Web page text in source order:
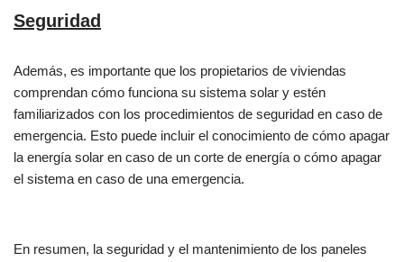
Seguridad
Además, es importante que los propietarios de viviendas
comprendan cómo funciona su sistema solar y estén
familiarizados con los procedimientos de seguridad en caso de
emergencia. Esto puede incluir el conocimiento de cómo apagar
la energía solar en caso de un corte de energía o cómo apagar
el sistema en caso de una emergencia.
En resumen, la seguridad y el mantenimiento de los paneles